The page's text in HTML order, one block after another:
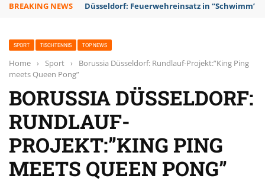
BREAKING NEWS Düsseldorf: Feuerwehreinsatz in “Schwimm’
SPORT TISCHTENNIS TOP NEWS
Home › Sport ›
Borussia Düsseldorf: Rundlauf-Projekt:”King Ping
meets Queen Pong”
BORUSSIA DÜSSELDORF:
RUNDLAUF-
PROJEKT:”KING PING
MEETS QUEEN PONG”